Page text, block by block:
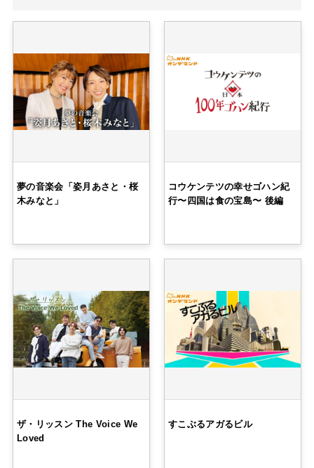
夢の音楽会「姿月あさと・桜
木みなと」
コウケンテツの幸せゴハン紀
行〜四国は食の宝島〜 後編
ザ・リッスン The Voice We
Loved
すこぶるアガるビル